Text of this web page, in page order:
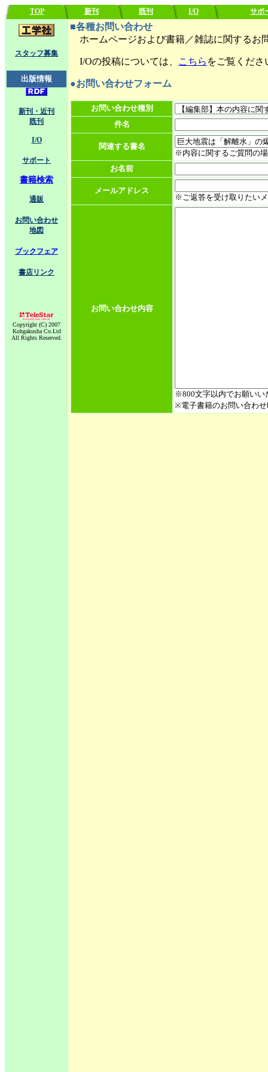
TOP 新刊 既刊 I/O サポ
スタッフ募集
出版情報
新刊・近刊
既刊
I/O
サポート
書籍検索
通販
お問い合わせ
地図
ブックフェア
書店リンク
Copyright (C) 2007
Kohgakusha Co.Ltd
All Rights Reserved.
■各種お問い合わせ
ホームページおよび書籍／雑誌に関するお
I/Oの投稿については、 こちら をご覧くださ
●お問い合わせフォーム
お問い合わせ種別
件名
関連する書名
※内容に関するご質問の
お名前
メールアドレス
※ご返答を受け取りたい
お問い合わせ内容
※800文字以内でお願いい
※電子書籍のお問い合わ